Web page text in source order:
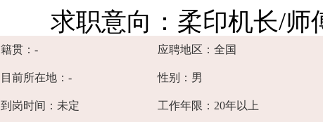
求职意向：柔印机长/师
籍贯：- 应聘地区：全国
目前所在地：- 性别：男
到岗时间：未定 工作年限：20年以上